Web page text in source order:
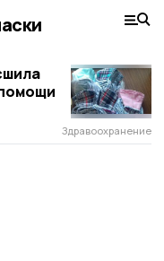
Здравоохранение